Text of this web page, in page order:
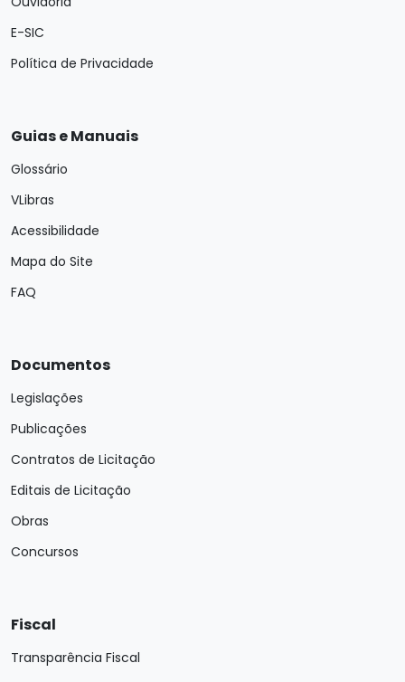
E-SIC
Política de Privacidade
Guias e Manuais
Glossário
VLibras
Acessibilidade
Mapa do Site
FAQ
Documentos
Legislações
Publicações
Contratos de Licitação
Editais de Licitação
Obras
Concursos
Fiscal
Transparência Fiscal